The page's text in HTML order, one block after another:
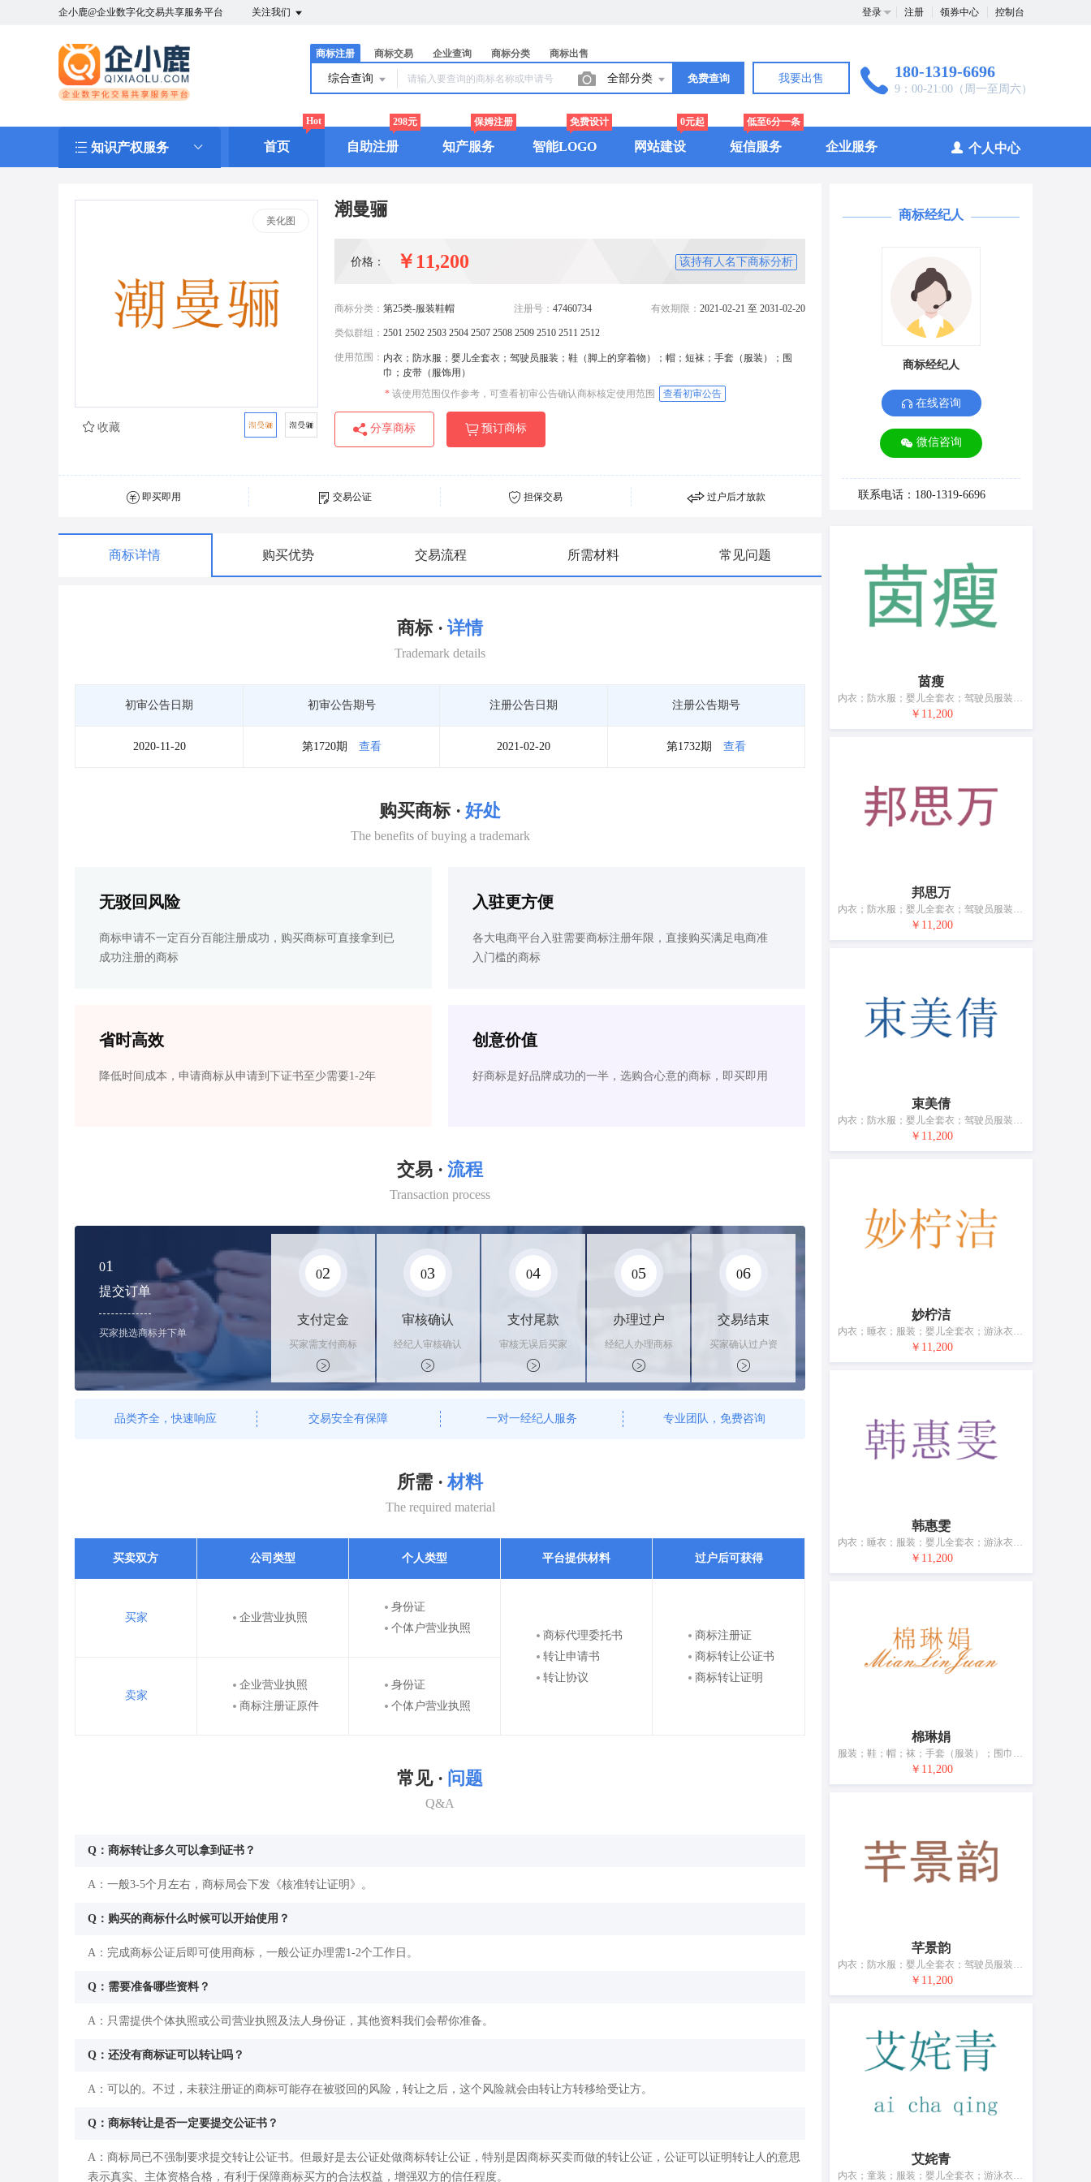
企小鹿@企业数字化交易共享服务平台 关注我们 登录 注册 领券中心 控制台
商标注册 商标交易 企业查询 商标分类 商标出售
综合查询 全部分类 免费查询 我要出售 180-1319-6696
9：00-21:00（周一至周六）
知识产权服务 首页
Hot
自助注册
298元
知产服务
保姆注册
智能LOGO
免费设计
网站建设
0元起
短信服务
低至6分一条
企业服务 个人中心
美化图
潮曼骊
价格： ￥11,200 该持有人名下商标分析
商标分类： 第25类-服装鞋帽 注册号： 47460734 有效期限： 2021-02-21 至 2031-02-20
类似群组： 2501 2502 2503 2504 2507 2508 2509 2510 2511 2512
使用范围： 内衣；防水服；婴儿全套衣；驾驶员服装；鞋（脚上的穿着物）；帽；短袜；手套（服装）；围
巾；皮带（服饰用）
* 该使用范围仅作参考，可查看初审公告确认商标核定使用范围 查看初审公告
分享商标 预订商标
收藏
即买即用 交易公证 担保交易 过户后才放款
商标详情 购买优势 交易流程 所需材料 常见问题
商标 · 详情
Trademark details
初审公告日期 初审公告期号 注册公告日期 注册公告期号
2020-11-20 第1720期 查看 2021-02-20 第1732期 查看
购买商标 · 好处
The benefits of buying a trademark
无驳回风险
商标申请不一定百分百能注册成功，购买商标可直接拿到已
成功注册的商标
入驻更方便
各大电商平台入驻需要商标注册年限，直接购买满足电商准
入门槛的商标
省时高效
降低时间成本，申请商标从申请到下证书至少需要1-2年
创意价值
好商标是好品牌成功的一半，选购合心意的商标，即买即用
交易 · 流程
Transaction process
01
提交订单
买家挑选商标并下单
02
支付定金
买家需支付商标
标价的100%的
购买订金
03
审核确认
经纪人审核确认
商标状态
04
支付尾款
审核无误后买家
支付尾款，卖家
办理相关手续
05
办理过户
经纪人办理商标
转让手续，交付
相关证书
06
交易结束
买家确认过户资
料后，平台解冻
资金支付卖家
品类齐全，快速响应 交易安全有保障 一对一经纪人服务 专业团队，免费咨询
所需 · 材料
The required material
买卖双方 公司类型 个人类型 平台提供材料 过户后可获得
买家 企业营业执照
身份证
个体户营业执照
商标代理委托书
转让申请书
转让协议
商标注册证
商标转让公证书
商标转让证明
卖家
企业营业执照
商标注册证原件
身份证
个体户营业执照
常见 · 问题
Q&A
Q：商标转让多久可以拿到证书？
A：一般3-5个月左右，商标局会下发《核准转让证明》。
Q：购买的商标什么时候可以开始使用？
A：完成商标公证后即可使用商标，一般公证办理需1-2个工作日。
Q：需要准备哪些资料？
A：只需提供个体执照或公司营业执照及法人身份证，其他资料我们会帮你准备。
Q：还没有商标证可以转让吗？
A：可以的。不过，未获注册证的商标可能存在被驳回的风险，转让之后，这个风险就会由转让方转移给受让方。
Q：商标转让是否一定要提交公证书？
A：商标局已不强制要求提交转让公证书。但最好是去公证处做商标转让公证，特别是因商标买卖而做的转让公证，公证可以证明转让人的意思
表示真实、主体资格合格，有利于保障商标买方的合法权益，增强双方的信任程度。
商标经纪人
商标经纪人
在线咨询
微信咨询
联系电话：180-1319-6696
茵瘦
内衣；防水服；婴儿全套衣；驾驶员服装；鞋（脚上的穿着物）；帽；袜；手套（服装）；围巾；皮带（服饰用）
￥11,200
邦思万
内衣；防水服；婴儿全套衣；驾驶员服装；鞋（脚上的穿着物）；帽；袜；手套（服装）；围巾；皮带（服饰用）
￥11,200
束美倩
内衣；防水服；婴儿全套衣；驾驶员服装；鞋（脚上的穿着物）；帽；短袜；手套（服装）；围巾；皮带（服饰用）
￥11,200
妙柠洁
内衣；睡衣；服装；婴儿全套衣；游泳衣；鞋（脚上的穿着物）；袜；手套（服装）；围巾；皮带（服饰用）
￥11,200
韩惠雯
内衣；睡衣；服装；婴儿全套衣；游泳衣；鞋（脚上的穿着物）；袜；手套（服装）；围巾；皮带（服饰用）
￥11,200
棉琳娟
服装；鞋；帽；袜；手套（服装）；围巾；腰带；婚纱；浴帽；睡眠用眼罩
￥11,200
芊景韵
内衣；防水服；婴儿全套衣；驾驶员服装；鞋（脚上的穿着物）；帽；袜；手套（服装）；围巾；皮带（服饰用）
￥11,200
艾姹青
内衣；童装；服装；婴儿全套衣；游泳衣；鞋；帽；袜；围巾；皮带（服饰用）